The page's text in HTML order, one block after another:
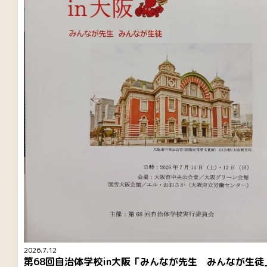
2026.7.12
第68回自治体学校in大阪「みんなが先生 みんなが生徒